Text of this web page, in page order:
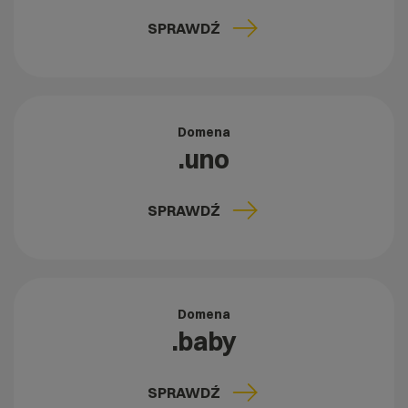
SPRAWDŹ
Domena
.uno
SPRAWDŹ
Domena
.baby
SPRAWDŹ